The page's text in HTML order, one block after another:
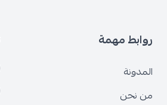
روابط مهمة
المدونة
من نحن